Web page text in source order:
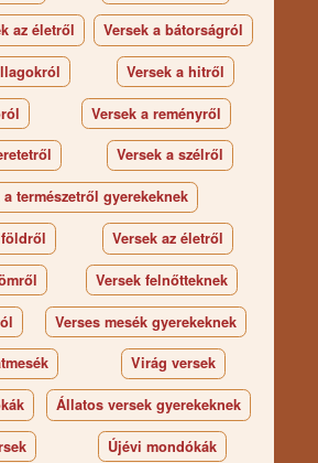
az életről Versek a bátorságról
Versek a hitről
Versek a reményről
Versek a szélről
a természetről gyerekeknek
Versek az életről
Versek felnőtteknek
Verses mesék gyerekeknek
Virág versek
Állatos versek gyerekeknek
Újévi mondókák